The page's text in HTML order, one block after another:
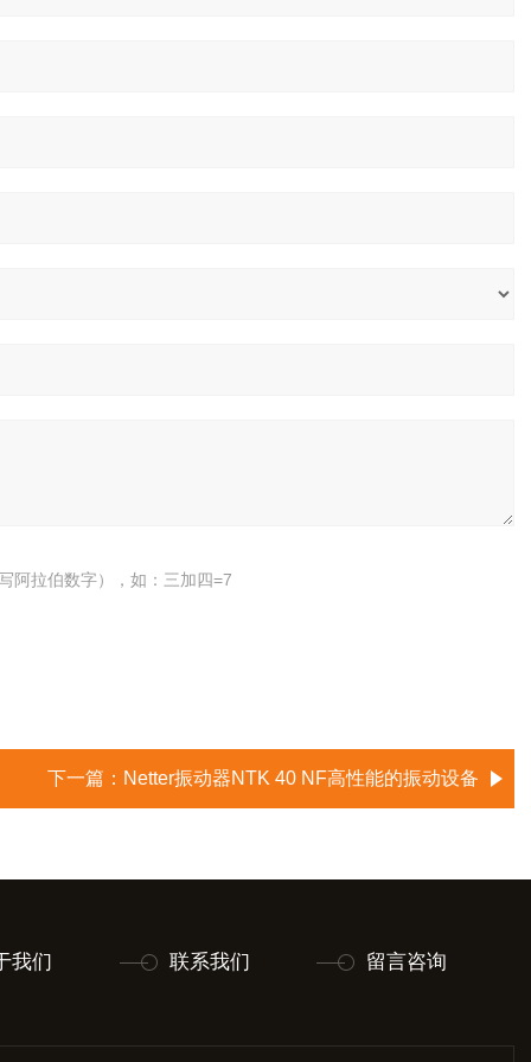
阿拉伯数字），如：三加四=7
下一篇： Netter振动器NTK 40 NF高性能的振动设备
我们 联系我们 留言咨询